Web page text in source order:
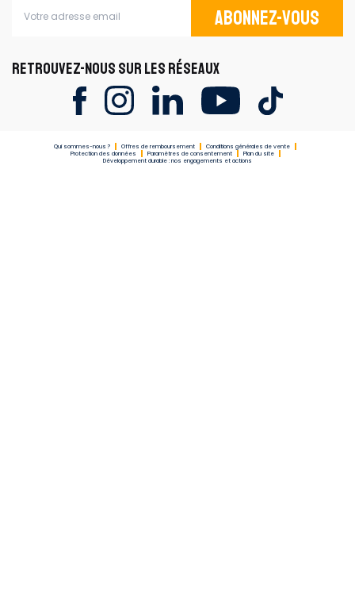
Abonnez-vous
RETROUVEZ-NOUS SUR LES RÉSEAUX
Qui sommes-nous ? Offres de remboursement
Conditions générales de vente
Protection des données
Paramètres de consentement
Plan du site
Développement durable : nos engagements et actions